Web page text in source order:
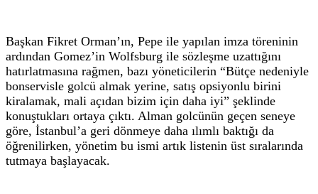
Başkan Fikret Orman’ın, Pepe ile yapılan imza töreninin
ardından Gomez’in Wolfsburg ile sözleşme uzattığını
hatırlatmasına rağmen, bazı yöneticilerin “Bütçe nedeniyle
bonservisle golcü almak yerine, satış opsiyonlu birini
kiralamak, mali açıdan bizim için daha iyi” şeklinde
konuştukları ortaya çıktı. Alman golcünün geçen seneye
göre, İstanbul’a geri dönmeye daha ılımlı baktığı da
öğrenilirken, yönetim bu ismi artık listenin üst sıralarında
tutmaya başlayacak.